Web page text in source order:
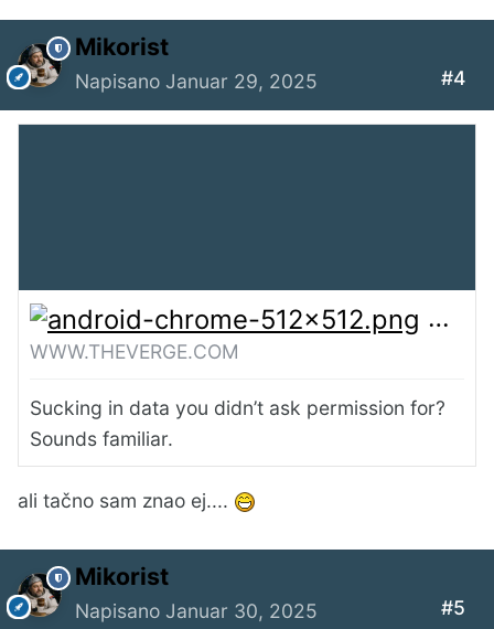
Mikorist
Napisano Januar 29, 2025 #4
WWW.THEVERGE.COM
Sucking in data you didn’t ask permission for?
Sounds familiar.
ali tačno sam znao ej....
Mikorist
Napisano Januar 30, 2025 #5